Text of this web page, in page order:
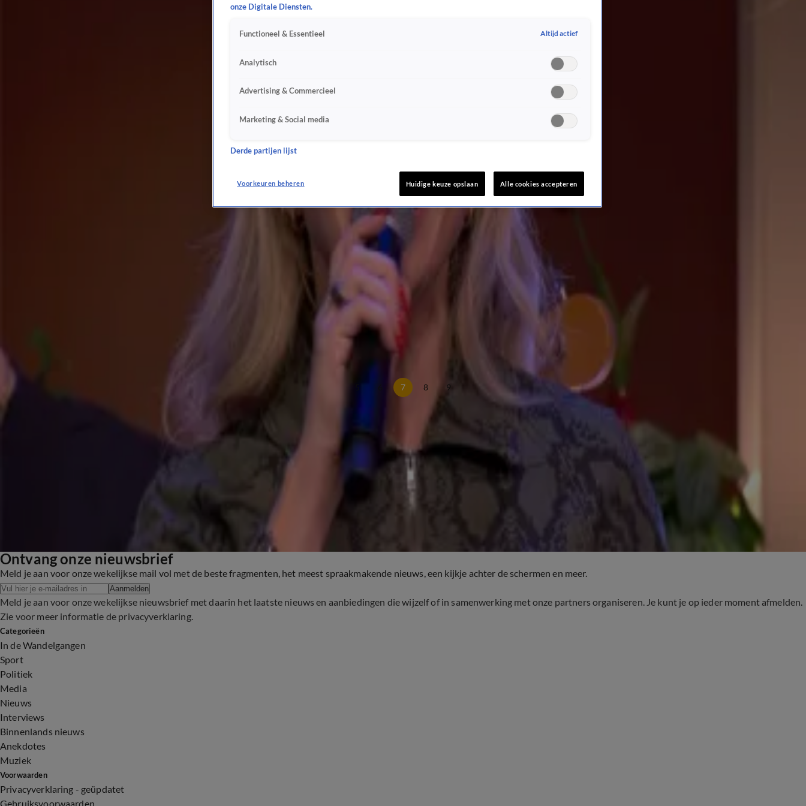
Sven Versteeg zorgt voor héérlijke opening van De Oranjezomer met 'Heb Lak Aan Wat Ze Zeggen'
Mr. Jones & Just In Case zorgen voor een knallende opening van De Oranjezomer!
Yves Berendse opent het nieuwe seizoen van De Oranjezomer met zijn nieuwe hitsingle!
23 mrt 2025, 22:42
7 8 9
Ontvang onze nieuwsbrief
Meld je aan voor onze wekelijkse mail vol met de beste fragmenten, het meest spraakmakende nieuws, een kijkje achter de schermen en meer.
Aanmelden
Meld je aan voor onze wekelijkse nieuwsbrief met daarin het laatste nieuws en aanbiedingen die wijzelf of in samenwerking met onze partners organiseren. Je kunt je op ieder moment afmelden.
Zie voor meer informatie de privacyverklaring.
Categorieën
In de Wandelgangen
Sport
Politiek
Media
Nieuws
Interviews
Binnenlands nieuws
Anekdotes
Muziek
Voorwaarden
Privacyverklaring - geüpdatet
Gebruiksvoorwaarden
onze Digitale Diensten.
Functioneel & Essentieel Altijd actief
Analytisch
Advertising & Commercieel
Marketing & Social media
Derde partijen lijst
Voorkeuren beheren Huidige keuze opslaan Alle cookies accepteren